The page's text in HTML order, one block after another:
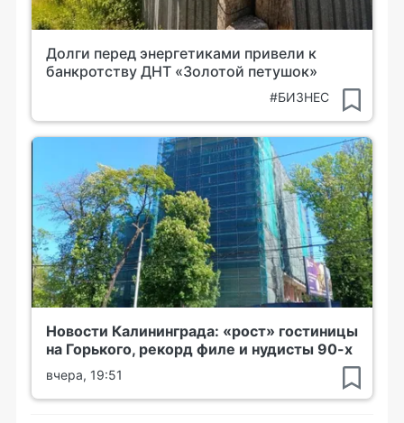
Долги перед энергетиками привели к
банкротству ДНТ «Золотой петушок»
#БИЗНЕС
Новости Калининграда: «рост» гостиницы
на Горького, рекорд филе и нудисты 90-х
вчера, 19:51